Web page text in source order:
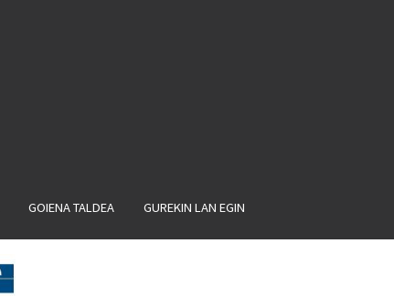
GOIENA TALDEA GUREKIN LAN EGIN